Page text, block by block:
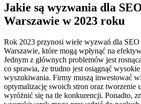
Jakie są wyzwania dla
Warszawie w 2023 roku
Rok 2023 przynosi wiele wyzwań dla
Warszawie, które mogą wpłynąć na
Jednym z głównych problemów jest
co sprawia, że trudno jest osiągnąć
wyszukiwania. Firmy muszą inwestować
optymalizację swoich stron oraz tworzenie
wyróżnić się na tle konkurencji. Ponadto,